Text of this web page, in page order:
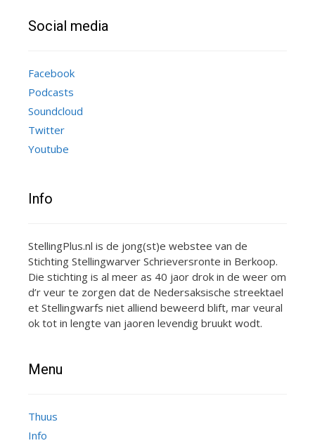
Social media
Facebook
Podcasts
Soundcloud
Twitter
Youtube
Info
StellingPlus.nl is de jong(st)e webstee van de
Stichting Stellingwarver Schrieversronte in Berkoop.
Die stichting is al meer as 40 jaor drok in de weer om
d’r veur te zorgen dat de Nedersaksische streektael
et Stellingwarfs niet alliend beweerd blift, mar veural
ok tot in lengte van jaoren levendig bruukt wodt.
Menu
Thuus
Info